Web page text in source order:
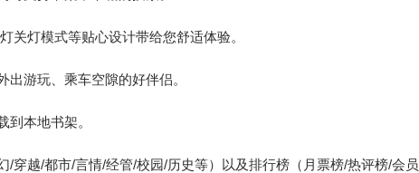
关灯模式等贴心设计带给您舒适体验。
游玩、乘车空隙的好伴侣。
本地书架。
穿越/都市/言情/经管/校园/历史等）以及排行榜（月票榜/热评榜/会员